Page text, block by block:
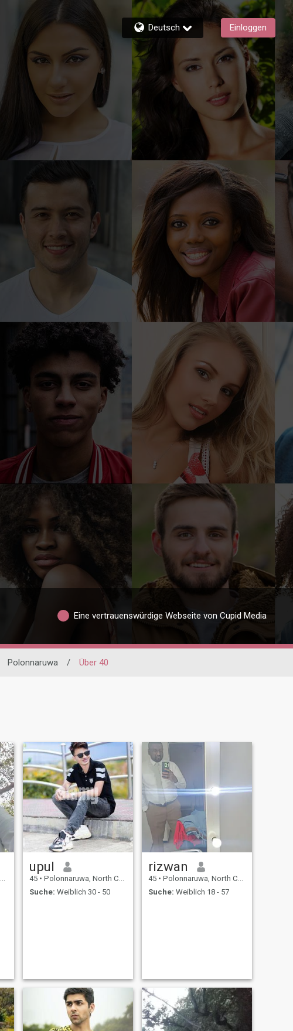
Deutsch Einloggen
Eine vertrauenswürdige Webseite von Cupid Media
Polonnaruwa / Über 40
upul
45 • Polonnaruwa, North Central, Sri Lanka
Suche: Weiblich 30 - 50
rizwan
45 • Polonnaruwa, North Central, Sri Lanka
Suche: Weiblich 18 - 57